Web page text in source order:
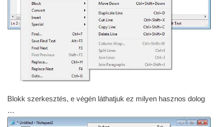
Blokk szerkesztés, e végén láthatjuk ez milyen hasznos dolog
…